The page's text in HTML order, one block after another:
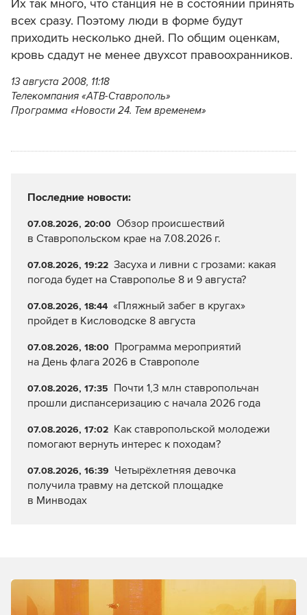
Их так много, что станция не в состоянии принять
всех сразу. Поэтому люди в форме будут
приходить несколько дней. По общим оценкам,
кровь сдадут не менее двухсот правоохранников.
13 августа 2008, 11:18
Телекомпания «АТВ-Ставрополь»
Программа «Новости 24. Тем временем»
Последние новости:
07.08.2026, 20:00 Обзор происшествий
в Ставропольском крае на 7.08.2026 г.
07.08.2026, 19:22 Засуха и ливни с грозами: какая
погода будет на Ставрополье 8 и 9 августа?
07.08.2026, 18:44 «Пляжный забег в кругах»
пройдет в Кисловодске 8 августа
07.08.2026, 18:00 Программа мероприятий
на День флага 2026 в Ставрополе
07.08.2026, 17:35 Почти 1,3 млн ставропольчан
прошли диспансеризацию с начала 2026 года
07.08.2026, 17:02 Как ставропольской молодежи
помогают вернуть интерес к походам?
07.08.2026, 16:39 Четырёхлетняя девочка
получила травму на детской площадке
в Минводах